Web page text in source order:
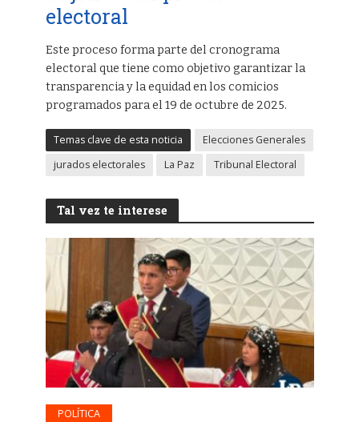
electoral
Este proceso forma parte del cronograma
electoral que tiene como objetivo garantizar la
transparencia y la equidad en los comicios
programados para el 19 de octubre de 2025.
Temas clave de esta noticia
Elecciones Generales
jurados electorales
La Paz Tribunal Electoral
Tal vez te interese
POLÍTICA